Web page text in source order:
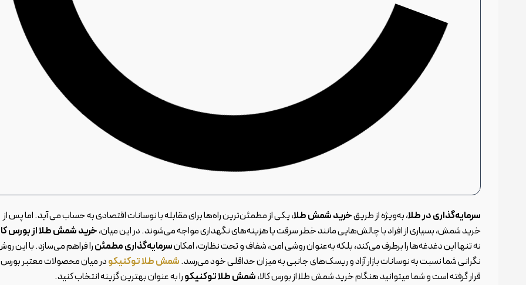
سرمایه‌گذاری در طلا، به‌ویژه از طریقخرید شمش طلا، یکی از مطمئن‌ترین راه‌ها برای مقابله با نوسانات اقتصادی به حساب می آید. اما پس از
خرید شمش، بسیاری از افراد با چالش‌هایی مانند خطر سرقت یا هزینه‌های نگهداری مواجه می‌شوند. در این میان،خرید شمش طلا از بورس
نه‌ تنها این دغدغه‌ها را برطرف می‌کند، بلکه به‌عنوان روشی امن، شفاف و تحت نظارت، امکانسرمایه‌گذاری مطمئنرا فراهم می‌سازد. با این
نگرانی شما نسبت به نوسانات بازار آزاد و ریسک‌های جانبی به میزان حداقلی خود می‌رسد.شمش طلا توکنیکودر میان محصولات معتبر بورس
قرار گرفته است و شما میتوانید هنگام خرید شمش طلا از بورس کالا،شمش طلا توکنیکورا به عنوان بهترین گزینه انتخاب کنید.